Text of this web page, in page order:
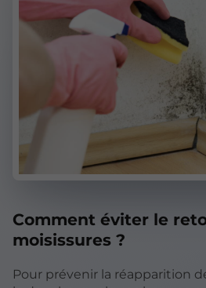
Comment éviter le
moisissures ?
Pour prévenir la réapparition